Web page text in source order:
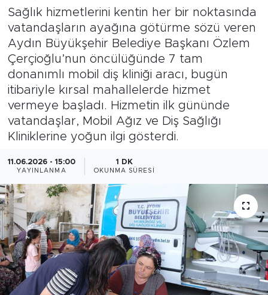
Sağlık hizmetlerini kentin her bir noktasında
vatandaşların ayağına götürme sözü veren
Aydın Büyükşehir Belediye Başkanı Özlem
Çerçioğlu’nun öncülüğünde 7 tam
donanımlı mobil diş kliniği aracı, bugün
itibariyle kırsal mahallelerde hizmet
vermeye başladı. Hizmetin ilk gününde
vatandaşlar, Mobil Ağız ve Diş Sağlığı
Kliniklerine yoğun ilgi gösterdi.
11.06.2026 - 15:00
YAYINLANMA
1 DK
OKUNMA SÜRESI